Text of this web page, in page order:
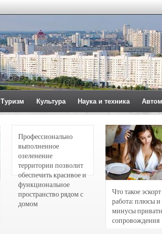
Туризм Культура Наука и техника
Профессионально
выполненное
озеленение
территории позволит
обеспечить красивое и
функциональное
пространство рядом с
домом
Что такое
работа: плюсы и
минусы
сопровождения